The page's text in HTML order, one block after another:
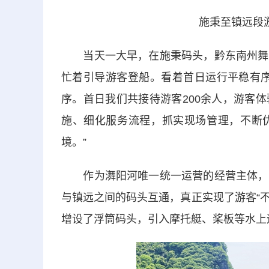
施秉至镇远段
当天一大早，在施秉码头，黔东南州舞
忙着引导游客登船。看着首日运行平稳有
序。首日我们共接待游客200余人，游客
施、细化服务流程，抓实现场管理，不
境。”
作为㵲阳河唯一统一运营的经营主体，
与镇远之间的码头互通，真正实现了游客“
增设了浮筒码头，引入摩托艇、桨板等水